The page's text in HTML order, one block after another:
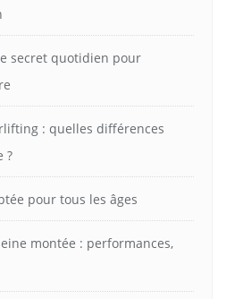
secret quotidien pour
: quelles différences
?
pour tous les âges
montée : performances,